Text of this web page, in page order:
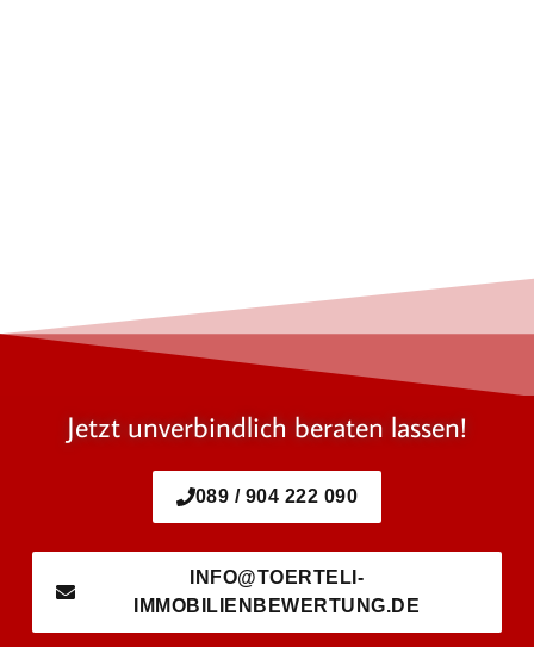
Jetzt unverbindlich beraten lassen!
089 / 904 222 090
INFO@TOERTELI-
IMMOBILIENBEWERTUNG.DE